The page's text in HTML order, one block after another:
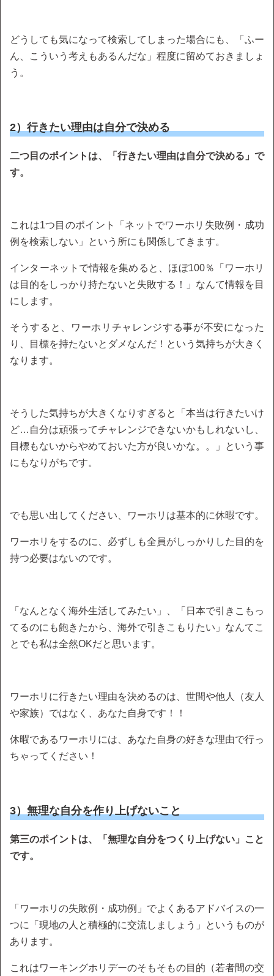
どうしても気になって検索してしまった場合にも、「ふー
ん、こういう考えもあるんだな」程度に留めておきましょ
う。
2）行きたい理由は自分で決める
二つ目のポイントは、「行きたい理由は自分で決める」で
す。
これは1つ目のポイント「ネットでワーホリ失敗例・成功
例を検索しない」という所にも関係してきます。
インターネットで情報を集めると、ほぼ100％「ワーホリ
は目的をしっかり持たないと失敗する！」なんて情報を目
にします。
そうすると、ワーホリチャレンジする事が不安になった
り、目標を持たないとダメなんだ！という気持ちが大きく
なります。
そうした気持ちが大きくなりすぎると「本当は行きたいけ
ど…自分は頑張ってチャレンジできないかもしれないし、
目標もないからやめておいた方が良いかな。。」という事
にもなりがちです。
でも思い出してください、ワーホリは基本的に休暇です。
ワーホリをするのに、必ずしも全員がしっかりした目的を
持つ必要はないのです。
「なんとなく海外生活してみたい」、「日本で引きこもっ
てるのにも飽きたから、海外で引きこもりたい」なんてこ
とでも私は全然OKだと思います。
ワーホリに行きたい理由を決めるのは、世間や他人（友人
や家族）ではなく、あなた自身です！！
休暇であるワーホリには、あなた自身の好きな理由で行っ
ちゃってください！
3）無理な自分を作り上げないこと
第三のポイントは、「無理な自分をつくり上げない」こと
です。
「ワーホリの失敗例・成功例」でよくあるアドバイスの一
つに「現地の人と積極的に交流しましょう」というものが
あります。
これはワーキングホリデーのそもそもの目的（若者間の交